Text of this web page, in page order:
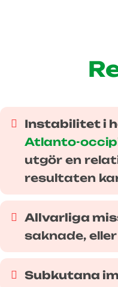
Instabilitet i
Atlanto-
utgör en
resultaten
Allvarliga
saknade,
Subkutana